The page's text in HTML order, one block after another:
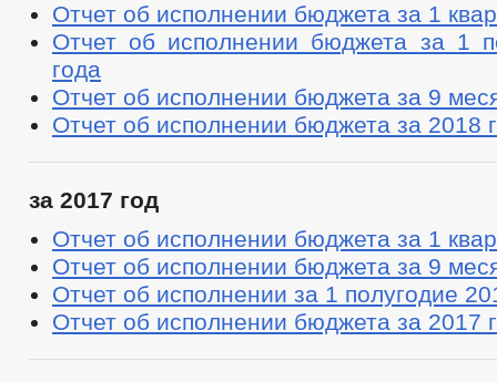
Отчет об исполнении бюджета за 1
Отчет об исполнении бюджета за 1
года
Отчет об исполнении бюджета за 9
Отчет об исполнении бюджета за 2018
за 2017 год
Отчет об исполнении бюджета за 1
Отчет об исполнении бюджета за 9
Отчет об исполнении за 1 полугодие
Отчет об исполнении бюджета за 2017